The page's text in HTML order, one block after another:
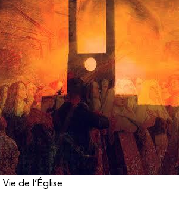
Vie de l’Église